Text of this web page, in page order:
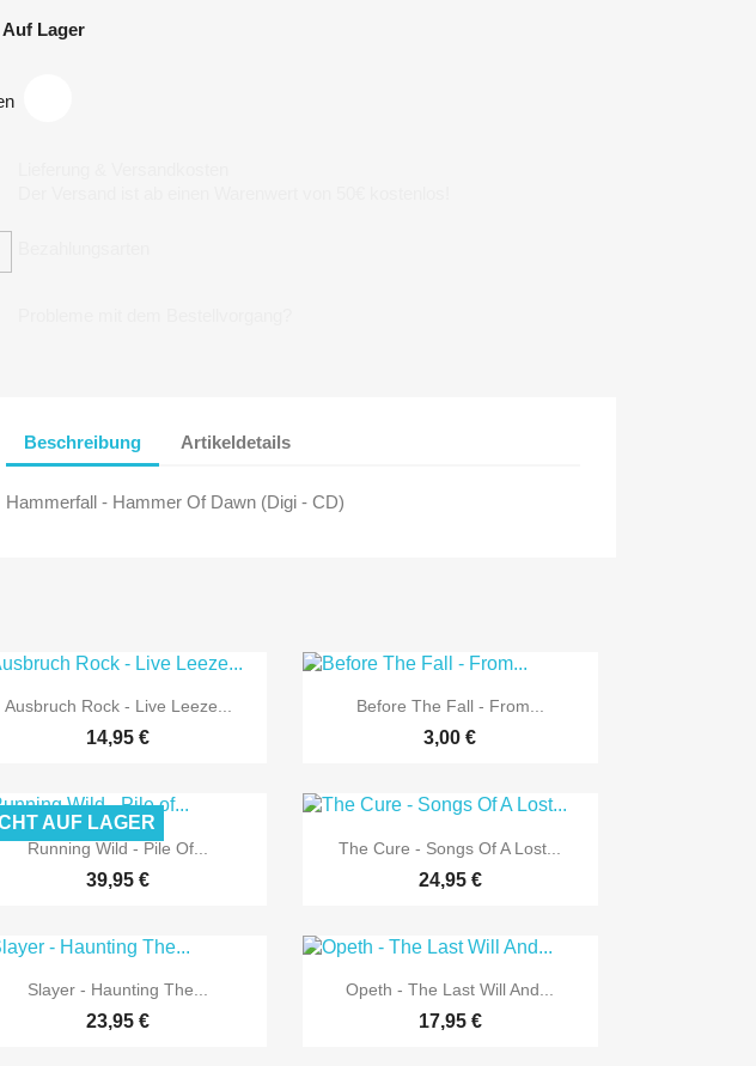
Auf Lager
Beschreibung Artikeldetails
Hammerfall - Hammer Of Dawn (Digi - CD)
 Vorschau
Ausbruch Rock - Live Leeze...
14,95 €
 Vorschau
Before The Fall - From...
3,00 €
 Vorschau
Running Wild - Pile Of...
39,95 €
AUF LAGER
 Vorschau
The Cure - Songs Of A Lost...
24,95 €
 Vorschau
Slayer - Haunting The...
23,95 €
 Vorschau
Opeth - The Last Will And...
17,95 €